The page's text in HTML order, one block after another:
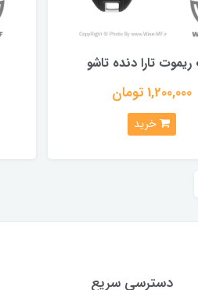
تارا دنده تاشو
1,200,000 تومان
خرید
دسترسی سریع